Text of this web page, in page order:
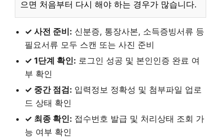
으면 처음부터 다시 해야 하는 경우가 많습니다.
✓ 사전 준비: 신분증, 통장사본, 소득증빙서류 등
필요서류 모두 스캔 또는 사진 준비
✓ 1단계 확인: 로그인 성공 및 본인인증 완료 여
부 확인
✓ 중간 점검: 입력정보 정확성 및 첨부파일 업로
드 상태 확인
✓ 최종 확인: 접수번호 발급 및 처리상태 조회 가
능 여부 확인